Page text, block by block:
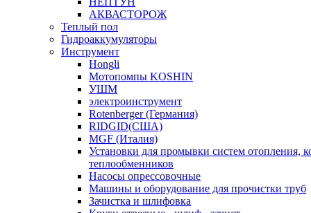
АКВАСТОРОЖ
Теплый пол
Гидроаккумуляторы
Инструмент
Hongli
Мотопомпы KOSHIN
УШМ
электроинструмент
Rotenberger (Германия)
RIDGID(США)
MGF (Италия)
Установки для промывки систем отопления,
теплообменников
Насосы опрессовочные
Машины и оборудование для прочистки труб
Зачистка и шлифовка